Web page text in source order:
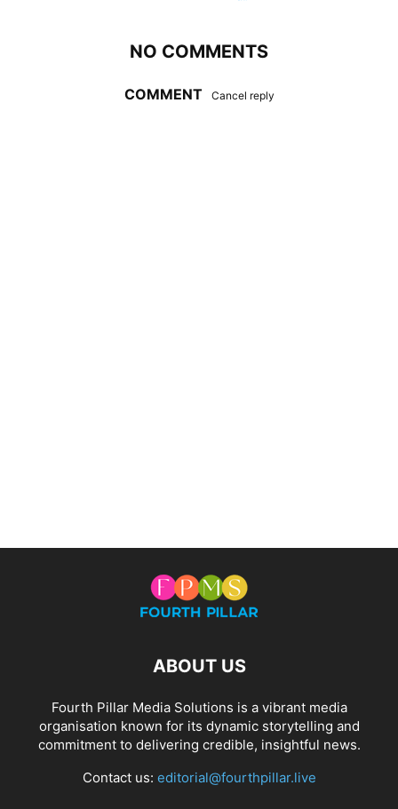
NO COMMENTS
COMMENT Cancel reply
ABOUT US
Fourth Pillar Media Solutions is a vibrant media
organisation known for its dynamic storytelling and
commitment to delivering credible, insightful news.
Contact us: editorial@fourthpillar.live